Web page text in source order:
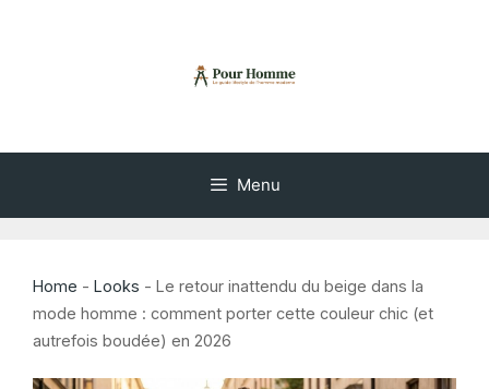
Menu
Home - Looks - Le retour inattendu du beige dans la
mode homme : comment porter cette couleur chic (et
autrefois boudée) en 2026